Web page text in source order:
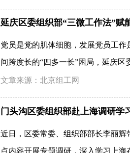
延庆区委组织部“三微工作法”赋
党员是党的肌体细胞，发展党员工
间跨度长的“四多一长”困局，延庆
文章来源：北京组工网
门头沟区委组织部赴上海调研学
近日，区委常委、组织部部长李丽
点内容开展专题调研，深入学习上